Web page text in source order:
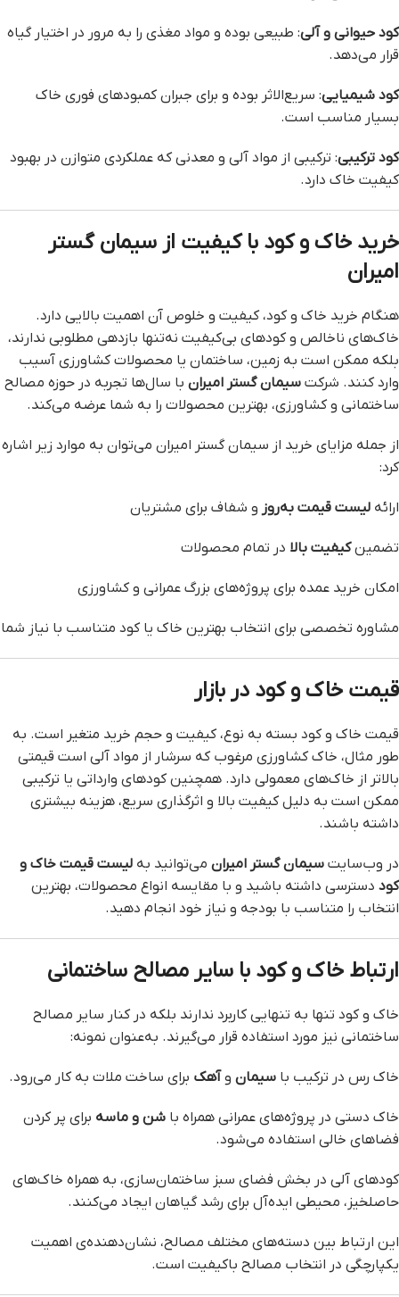
کود حیوانی و آلی: طبیعی بوده و مواد مغذی را به مرور در اختیار گیاه
قرار می‌دهد.
کود شیمیایی: سریع‌الاثر بوده و برای جبران کمبودهای فوری خاک
بسیار مناسب است.
کود ترکیبی: ترکیبی از مواد آلی و معدنی که عملکردی متوازن در بهبود
کیفیت خاک دارد.
خرید خاک و کود با کیفیت از سیمان گستر
امیران
هنگام خرید خاک و کود، کیفیت و خلوص آن اهمیت بالایی دارد.
خاک‌های ناخالص و کودهای بی‌کیفیت نه‌تنها بازدهی مطلوبی ندارند،
بلکه ممکن است به زمین، ساختمان یا محصولات کشاورزی آسیب
وارد کنند. شرکت سیمان گستر امیران با سال‌ها تجربه در حوزه مصالح
ساختمانی و کشاورزی، بهترین محصولات را به شما عرضه می‌کند.
از جمله مزایای خرید از سیمان گستر امیران می‌توان به موارد زیر اشاره
کرد:
ارائه لیست قیمت به‌روز و شفاف برای مشتریان
تضمینکیفیت بالا در تمام محصولات
امکان خرید عمده برای پروژه‌های بزرگ عمرانی و کشاورزی
مشاوره تخصصی برای انتخاب بهترین خاک یا کود متناسب با نیاز شما
قیمت خاک و کود در بازار
قیمت خاک و کود بسته به نوع، کیفیت و حجم خرید متغیر است. به
طور مثال، خاک کشاورزی مرغوب که سرشار از مواد آلی است قیمتی
بالاتر از خاک‌های معمولی دارد. همچنین کودهای وارداتی یا ترکیبی
ممکن است به دلیل کیفیت بالا و اثرگذاری سریع، هزینه بیشتری
داشته باشند.
در وب‌سایت سیمان گستر امیران می‌توانید به لیست قیمت خاک و
کود دسترسی داشته باشید و با مقایسه انواع محصولات، بهترین
انتخاب را متناسب با بودجه و نیاز خود انجام دهید.
ارتباط خاک و کود با سایر مصالح ساختمانی
خاک و کود تنها به تنهایی کاربرد ندارند بلکه در کنار سایر مصالح
ساختمانی نیز مورد استفاده قرار می‌گیرند. به‌عنوان نمونه:
خاک رس در ترکیب با سیمان وآهک برای ساخت ملات به کار می‌رود.
خاک دستی در پروژه‌های عمرانی همراه با شن و ماسه برای پر کردن
فضاهای خالی استفاده می‌شود.
کودهای آلی در بخش فضای سبز ساختمان‌سازی، به همراه خاک‌های
حاصلخیز، محیطی ایده‌آل برای رشد گیاهان ایجاد می‌کنند.
این ارتباط بین دسته‌های مختلف مصالح، نشان‌دهنده‌ی اهمیت
یکپارچگی در انتخاب مصالح باکیفیت است.